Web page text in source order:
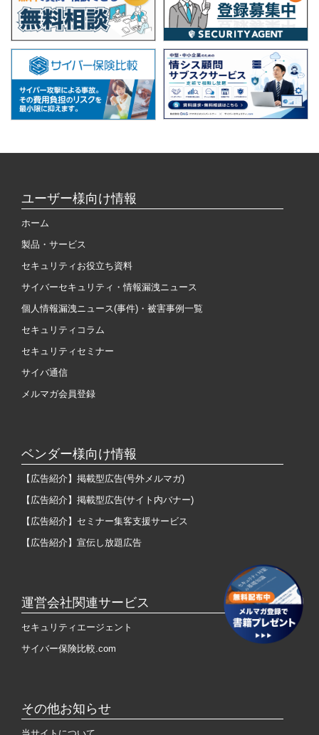
ユーザー様向け情報
ホーム
製品・サービス
セキュリティお役立ち資料
サイバーセキュリティ・情報漏洩ニュース
個人情報漏洩ニュース(事件)・被害事例一覧
セキュリティコラム
セキュリティセミナー
サイバ通信
メルマガ会員登録
ベンダー様向け情報
【広告紹介】掲載型広告(号外メルマガ)
【広告紹介】掲載型広告(サイト内バナー)
【広告紹介】セミナー集客支援サービス
【広告紹介】宣伝し放題広告
運営会社関連サービス
セキュリティエージェント
サイバー保険比較.com
その他お知らせ